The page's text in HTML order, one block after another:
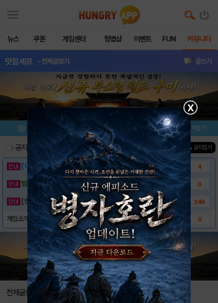
뉴스 쿠폰 게임센터 헝앱샵 이벤트 FUN 커뮤니티
맛집셰프 - 전체글보기 글쓰기
메뉴 이벤트/미션 설치/평가 즐겨찾기
공지사항 진행중인 이벤트0 건 ▲ 공지접기
[이벤트] 웃음으로 매일매일 해피! 유머 게시.. 4
밥알이의 헝앱통신 ⑲ “밥알이, 드디어 멀티를.. 0
[안내] 헝그리앱 필수 상식! 밥알 획득 안내.. 248
게임소개 - 쿠킹피버 0
전체글보기
X